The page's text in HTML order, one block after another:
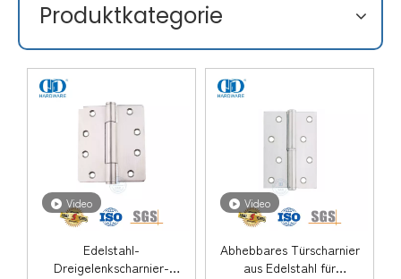
Produktkategorie
Video
Edelstahl-
Dreigelenkscharnier-
Video
Abhebbares Türscharnier
aus Edelstahl für